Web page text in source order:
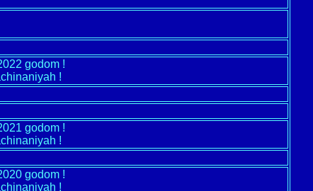
godom !
!
godom !
!
godom !
!